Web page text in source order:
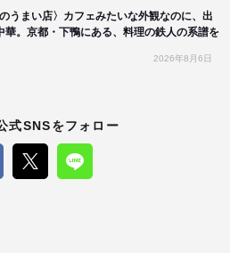
うまい店〉カフェみたいな外観なのに、出
華。京都・下鴨にある、料理の鉄人の系譜を
2026年8月6日
式SNSをフォロー